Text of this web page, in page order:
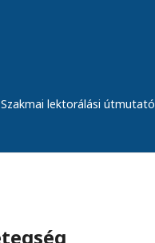
Szakmai lektorálási útmutató